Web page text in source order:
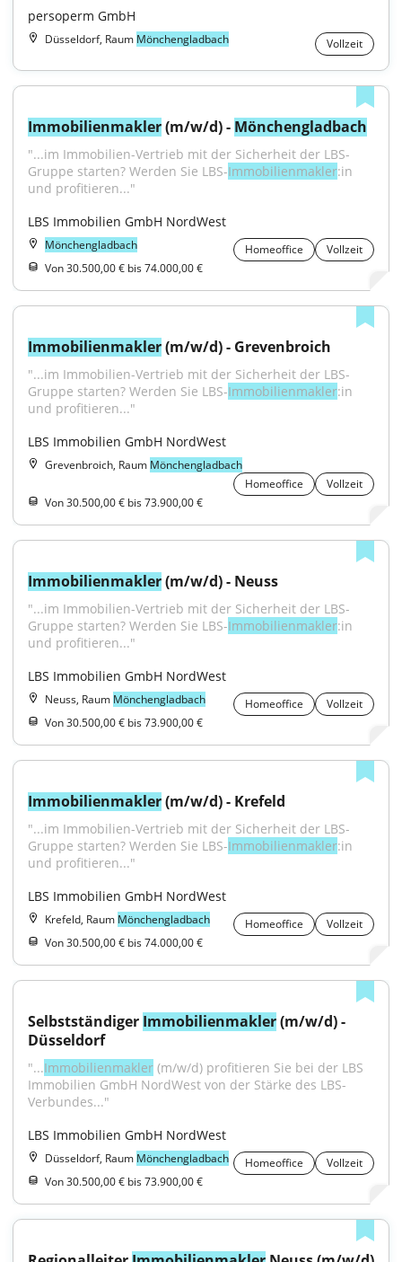
persoperm GmbH
Düsseldorf, Raum Mönchengladbach Vollzeit
Immobilienmakler (m/w/d) - Mönchengladbach
"...im Immobilien-Vertrieb mit der Sicherheit der LBS-
Gruppe starten? Werden Sie LBS-Immobilienmakler:in
und profitieren..."
LBS Immobilien GmbH NordWest
Mönchengladbach Homeoffice
Vollzeit
Von 30.500,00 € bis 74.000,00 €
Immobilienmakler (m/w/d) - Grevenbroich
"...im Immobilien-Vertrieb mit der Sicherheit der LBS-
Gruppe starten? Werden Sie LBS-Immobilienmakler:in
und profitieren..."
LBS Immobilien GmbH NordWest
Grevenbroich, Raum Mönchengladbach
Homeoffice
Vollzeit
Von 30.500,00 € bis 73.900,00 €
Immobilienmakler (m/w/d) - Neuss
"...im Immobilien-Vertrieb mit der Sicherheit der LBS-
Gruppe starten? Werden Sie LBS-Immobilienmakler:in
und profitieren..."
LBS Immobilien GmbH NordWest
Neuss, Raum Mönchengladbach Homeoffice
Vollzeit
Von 30.500,00 € bis 73.900,00 €
Immobilienmakler (m/w/d) - Krefeld
"...im Immobilien-Vertrieb mit der Sicherheit der LBS-
Gruppe starten? Werden Sie LBS-Immobilienmakler:in
und profitieren..."
LBS Immobilien GmbH NordWest
Krefeld, Raum Mönchengladbach Homeoffice
Vollzeit
Von 30.500,00 € bis 74.000,00 €
Selbstständiger Immobilienmakler (m/w/d) -
Düsseldorf
"...Immobilienmakler (m/w/d) profitieren Sie bei der LBS
Immobilien GmbH NordWest von der Stärke des LBS-
Verbundes..."
LBS Immobilien GmbH NordWest
Düsseldorf, Raum Mönchengladbach Homeoffice
Vollzeit
Von 30.500,00 € bis 73.900,00 €